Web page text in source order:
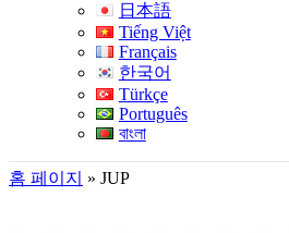
日本語
Tiếng Việt
Français
한국어
Türkçe
Português
বাংলা
홈 페이지 » JUP